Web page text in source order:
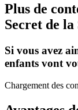
Plus de
Secret de
Si vous avez
enfants vont
Chargement des